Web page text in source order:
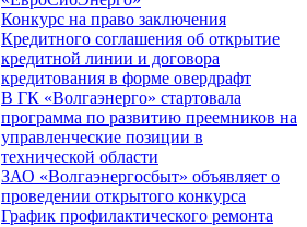
Конкурс на право заключения
Кредитного соглашения об открытие
кредитной линии и договора
кредитования в форме овердрафт
В ГК «Волгаэнерго» стартовала
программа по развитию преемников на
управленческие позиции в
технической области
ЗАО «Волгаэнергосбыт» объявляет о
проведении открытого конкурса
График профилактического ремонта